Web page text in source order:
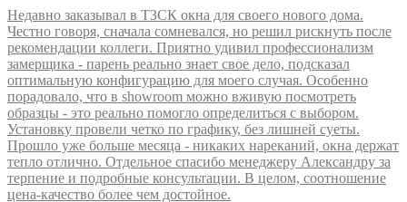
Недавно заказывал в ТЗСК окна для своего нового дома.
Честно говоря, сначала сомневался, но решил рискнуть после
рекомендации коллеги. Приятно удивил профессионализм
замерщика - парень реально знает свое дело, подсказал
оптимальную конфигурацию для моего случая. Особенно
порадовало, что в showroom можно вживую посмотреть
образцы - это реально помогло определиться с выбором.
Установку провели четко по графику, без лишней суеты.
Прошло уже больше месяца - никаких нареканий, окна держат
тепло отлично. Отдельное спасибо менеджеру Александру за
терпение и подробные консультации. В целом, соотношение
цена-качество более чем достойное.